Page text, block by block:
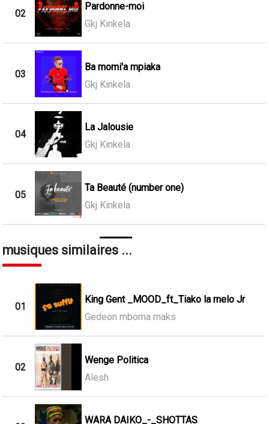
02
Pardonne-moi
Gkj Kinkela
03
Ba momi'a mpiaka
Gkj Kinkela
04
La Jalousie
Gkj Kinkela
05
Ta Beauté (number one)
Gkj Kinkela
musiques similaires ...
01
King Gent _MOOD_ft_Tiako la melo Jr
Gedeon mboma maks
02
Wenge Politica
Alesh
WARA DAIKO_-_SHOTTAS